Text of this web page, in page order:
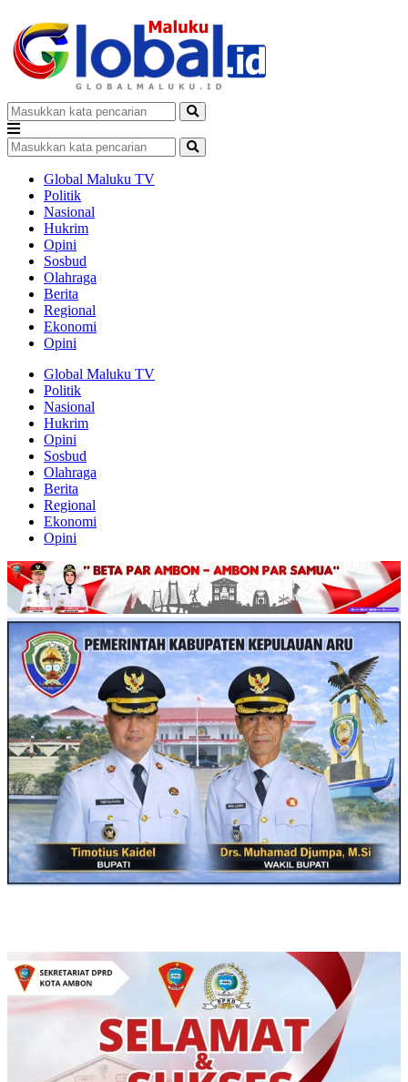
Global Maluku TV
Politik
Nasional
Hukrim
Opini
Sosbud
Olahraga
Berita
Regional
Ekonomi
Opini
Global Maluku TV
Politik
Nasional
Hukrim
Opini
Sosbud
Olahraga
Berita
Regional
Ekonomi
Opini